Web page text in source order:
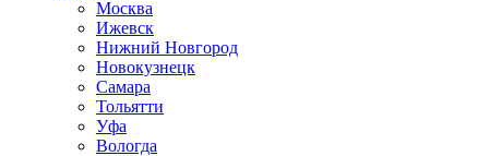
Москва
Ижевск
Нижний Новгород
Новокузнецк
Самара
Тольятти
Уфа
Вологда